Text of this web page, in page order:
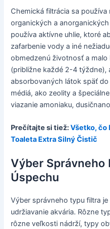
Chemická filtrácia sa
organických a
používa aktívne uhlie, ktoré
zafarbenie vody a iné
obmedzenú životnosť a
(približne každé 2-4
absorbovaných látok späť
médiá, ako zeolity a
viazanie amoniaku,
Prečítajte si tiež:Všetko, čo
Toaleta Extra Silný Čistič
Výber Správneho
Úspechu
Výber správneho typu filtra
udržiavanie akvária. Rôzne
rôzne veľkosti nádrží, typy